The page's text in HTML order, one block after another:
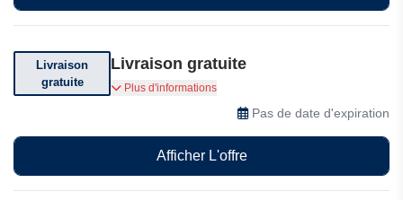
Livraison
gratuite
Livraison gratuite
Livraison gratuite chez Joybuy
Plus d'informations
Pas de date d'expiration
Afficher L'offre